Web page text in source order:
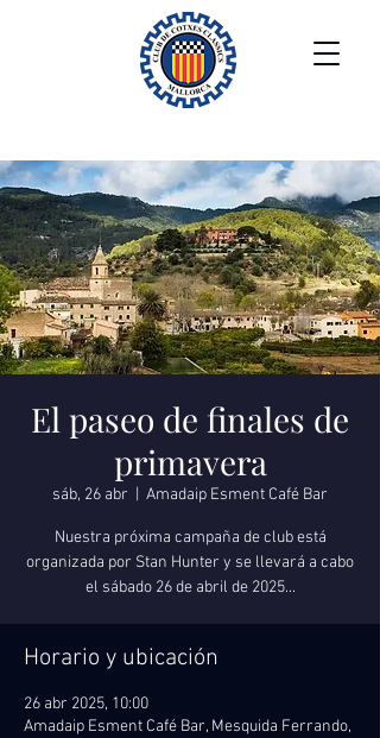
El paseo de finales de
primavera
sáb, 26 abr Amadaip Esment Café Bar
Nuestra próxima campaña de club está
organizada por Stan Hunter y se llevará a cabo
el sábado 26 de abril de 2025...
Horario y ubicación
26 abr 2025, 10:00
Amadaip Esment Café Bar, Mesquida Ferrando,